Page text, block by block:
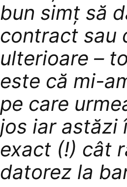
bun simț să
contract sau
ulterioare –
este că mi-
pe care
jos iar astăzi
exact (!) cât
datorez la